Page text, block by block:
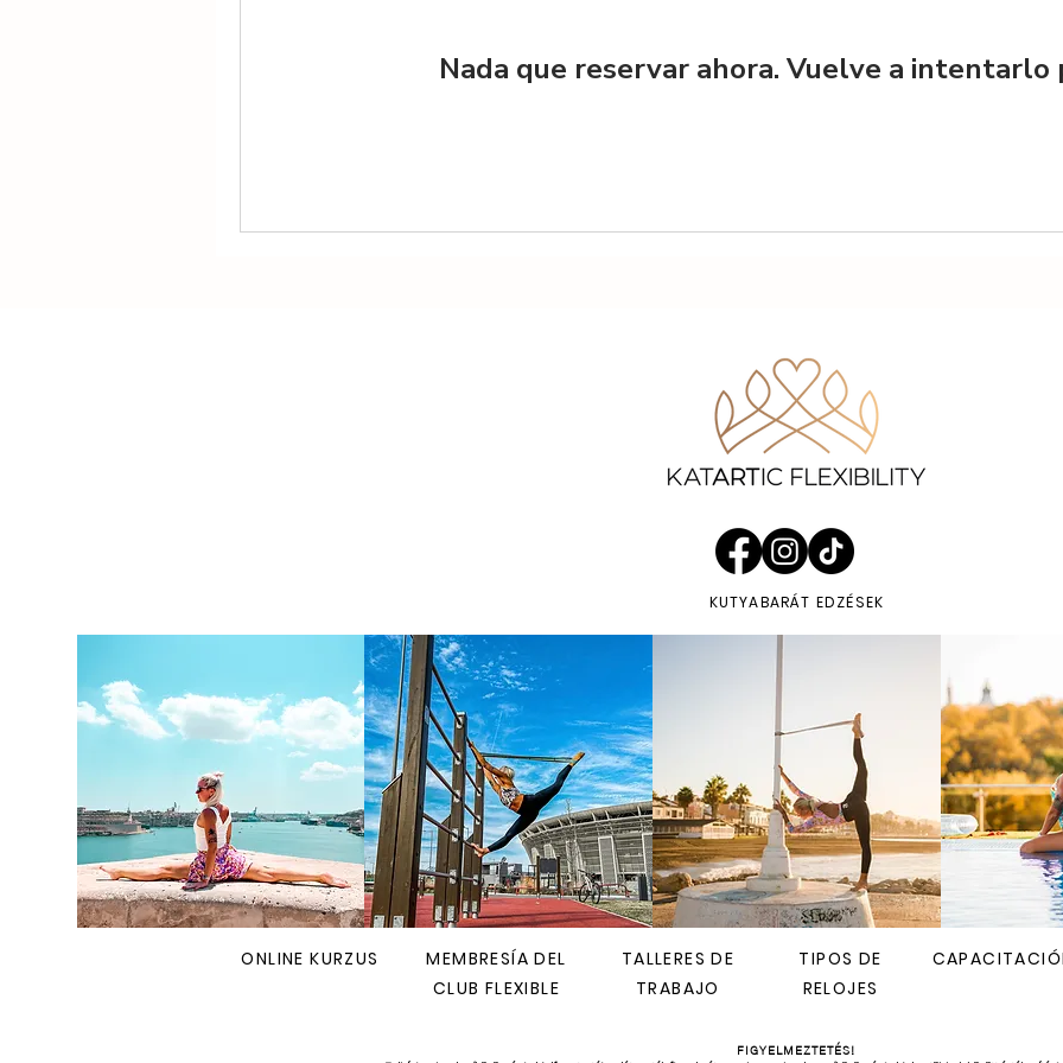
Nada que reservar ahora. Vuelve a intentarlo
KUTYABARÁT EDZÉSEK
ONLINE KURZUS
MEMBRESÍA DEL
CLUB FLEXIBLE
TALLERES DE
TRABAJO
TIPOS DE
RELOJES
FIGYELMEZTETÉS!